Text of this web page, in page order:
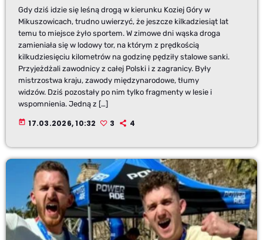
Gdy dziś idzie się leśną drogą w kierunku Koziej Góry w
Mikuszowicach, trudno uwierzyć, że jeszcze kilkadziesiąt lat
temu to miejsce żyło sportem. W zimowe dni wąska droga
zamieniała się w lodowy tor, na którym z prędkością
kilkudziesięciu kilometrów na godzinę pędziły stalowe sanki.
Przyjeżdżali zawodnicy z całej Polski i z zagranicy. Były
mistrzostwa kraju, zawody międzynarodowe, tłumy
widzów. Dziś pozostały po nim tylko fragmenty w lesie i
wspomnienia. Jedną z […]
today 17.03.2026, 10:32 3 4